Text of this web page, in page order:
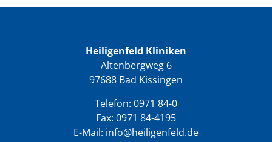
Heiligenfeld Kliniken
Altenbergweg 6
97688 Bad Kissingen
Telefon: 0971 84-0
Fax: 0971 84-4195
E-Mail: info@heiligenfeld.de